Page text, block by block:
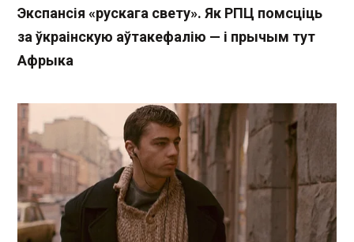
Экспансія «рускага свету». Як РПЦ помсціць
за ўкраінскую аўтакефалію — і прычым тут
Афрыка